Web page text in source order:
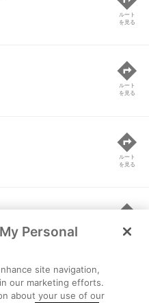
ルート
を見る
ルート
を見る
ルート
を見る
ルート
を見る
Personal
site navigation,
our marketing efforts.
about your use of our